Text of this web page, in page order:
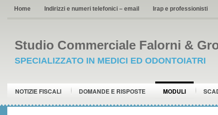
Home Indirizzi e numeri telefonici – email Irap e professionisti
Studio Commerciale Falorni &
SPECIALIZZATO IN MEDICI ED ODONTOIATRI
NOTIZIE FISCALI DOMANDE E RISPOSTE MODULI